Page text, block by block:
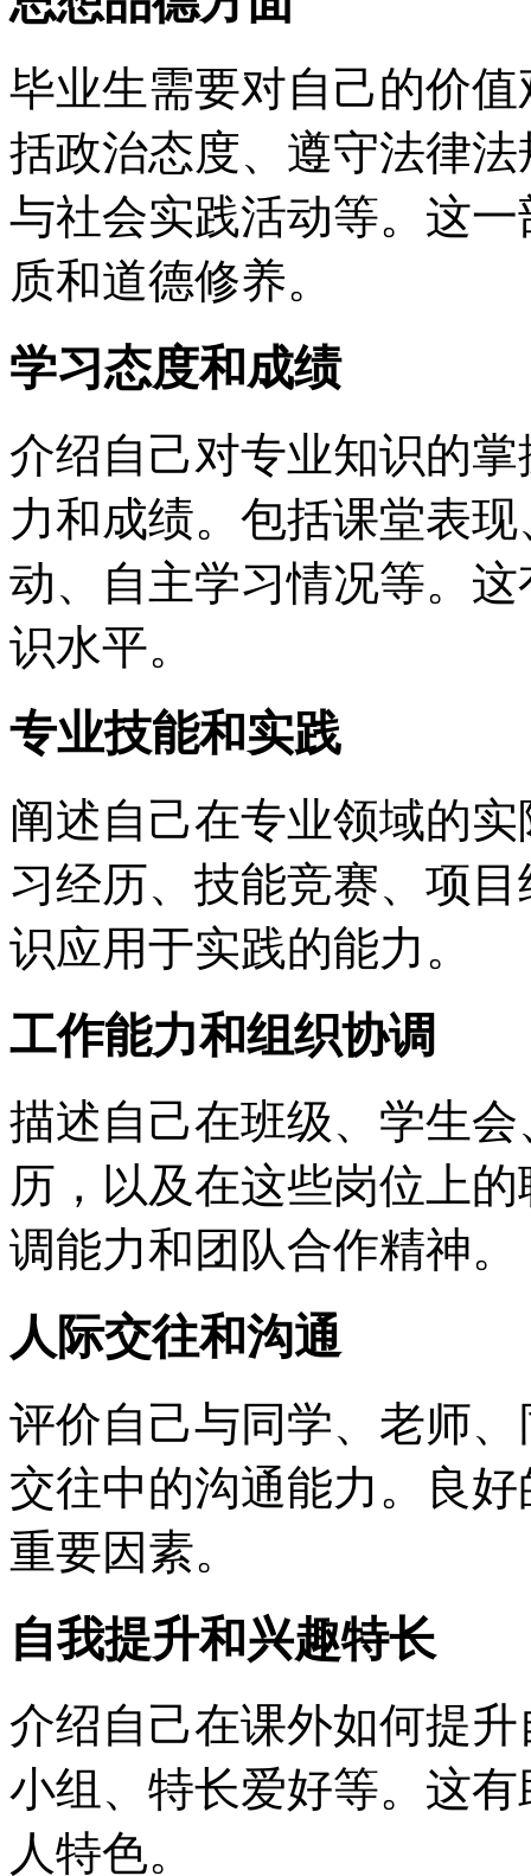
毕业生需要对自己的价
括政治态度、遵守法律
与社会实践活动等。这
质和道德修养。
学习态度和成绩
介绍自己对专业知识的
力和成绩。包括课堂表
动、自主学习情况等。
识水平。
专业技能和实践
阐述自己在专业领域的
习经历、技能竞赛、项
识应用于实践的能力。
工作能力和组织协调
描述自己在班级、学生
历，以及在这些岗位上
调能力和团队合作精神。
人际交往和沟通
评价自己与同学、老师
交往中的沟通能力。良
重要因素。
自我提升和兴趣特长
介绍自己在课外如何提
小组、特长爱好等。这
人特色。